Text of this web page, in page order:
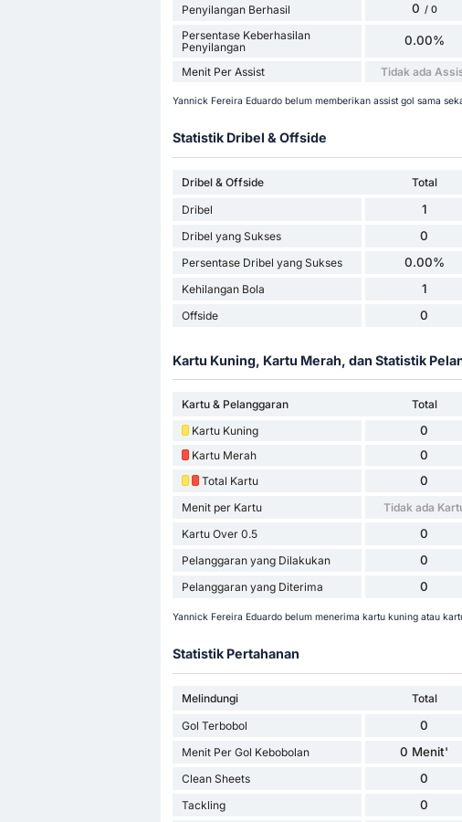
Penyilangan Berhasil 0 / 0
Persentase Keberhasilan
Penyilangan
0.00%
Menit Per Assist Tidak ada
Yannick Fereira Eduardo belum memberikan assist gol sama
Statistik Dribel & Offside
Dribel & Offside Total
Dribel
1
Dribel yang Sukses 0
Persentase Dribel yang Sukses 0.00%
Kehilangan Bola 1
Offside 0
Kartu Kuning, Kartu Merah, dan Statistik
Kartu & Pelanggaran Total
Kartu Kuning
0
Kartu Merah 0
Total Kartu 0
Menit per Kartu Tidak ada
Kartu Over 0.5 0
Pelanggaran yang Dilakukan 0
Pelanggaran yang Diterima 0
Yannick Fereira Eduardo belum menerima kartu kuning atau
Statistik Pertahanan
Melindungi Total
Gol Terbobol
0
Menit Per Gol Kebobolan 0 Menit'
Clean Sheets 0
Tackling 0